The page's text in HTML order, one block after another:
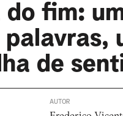
do fim:
palavras,
de
AUTOR